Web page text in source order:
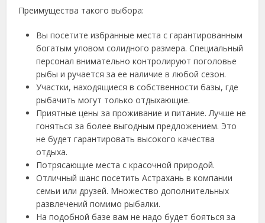
Преимущества такого выбора:
Вы посетите избранные места с гарантированным
богатым уловом солидного размера. Специальный
персонал внимательно контролируют поголовье
рыбы и ручается за ее наличие в любой сезон.
Участки, находящиеся в собственности базы, где
рыбачить могут только отдыхающие.
Приятные цены за проживание и питание. Лучше не
гоняться за более выгодным предложением. Это
не будет гарантировать высокого качества
отдыха.
Потрясающие места с красочной природой.
Отличный шанс посетить Астрахань в компании
семьи или друзей. Множество дополнительных
развлечений помимо рыбалки.
На подобной базе вам не надо будет бояться за